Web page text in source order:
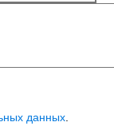
данных